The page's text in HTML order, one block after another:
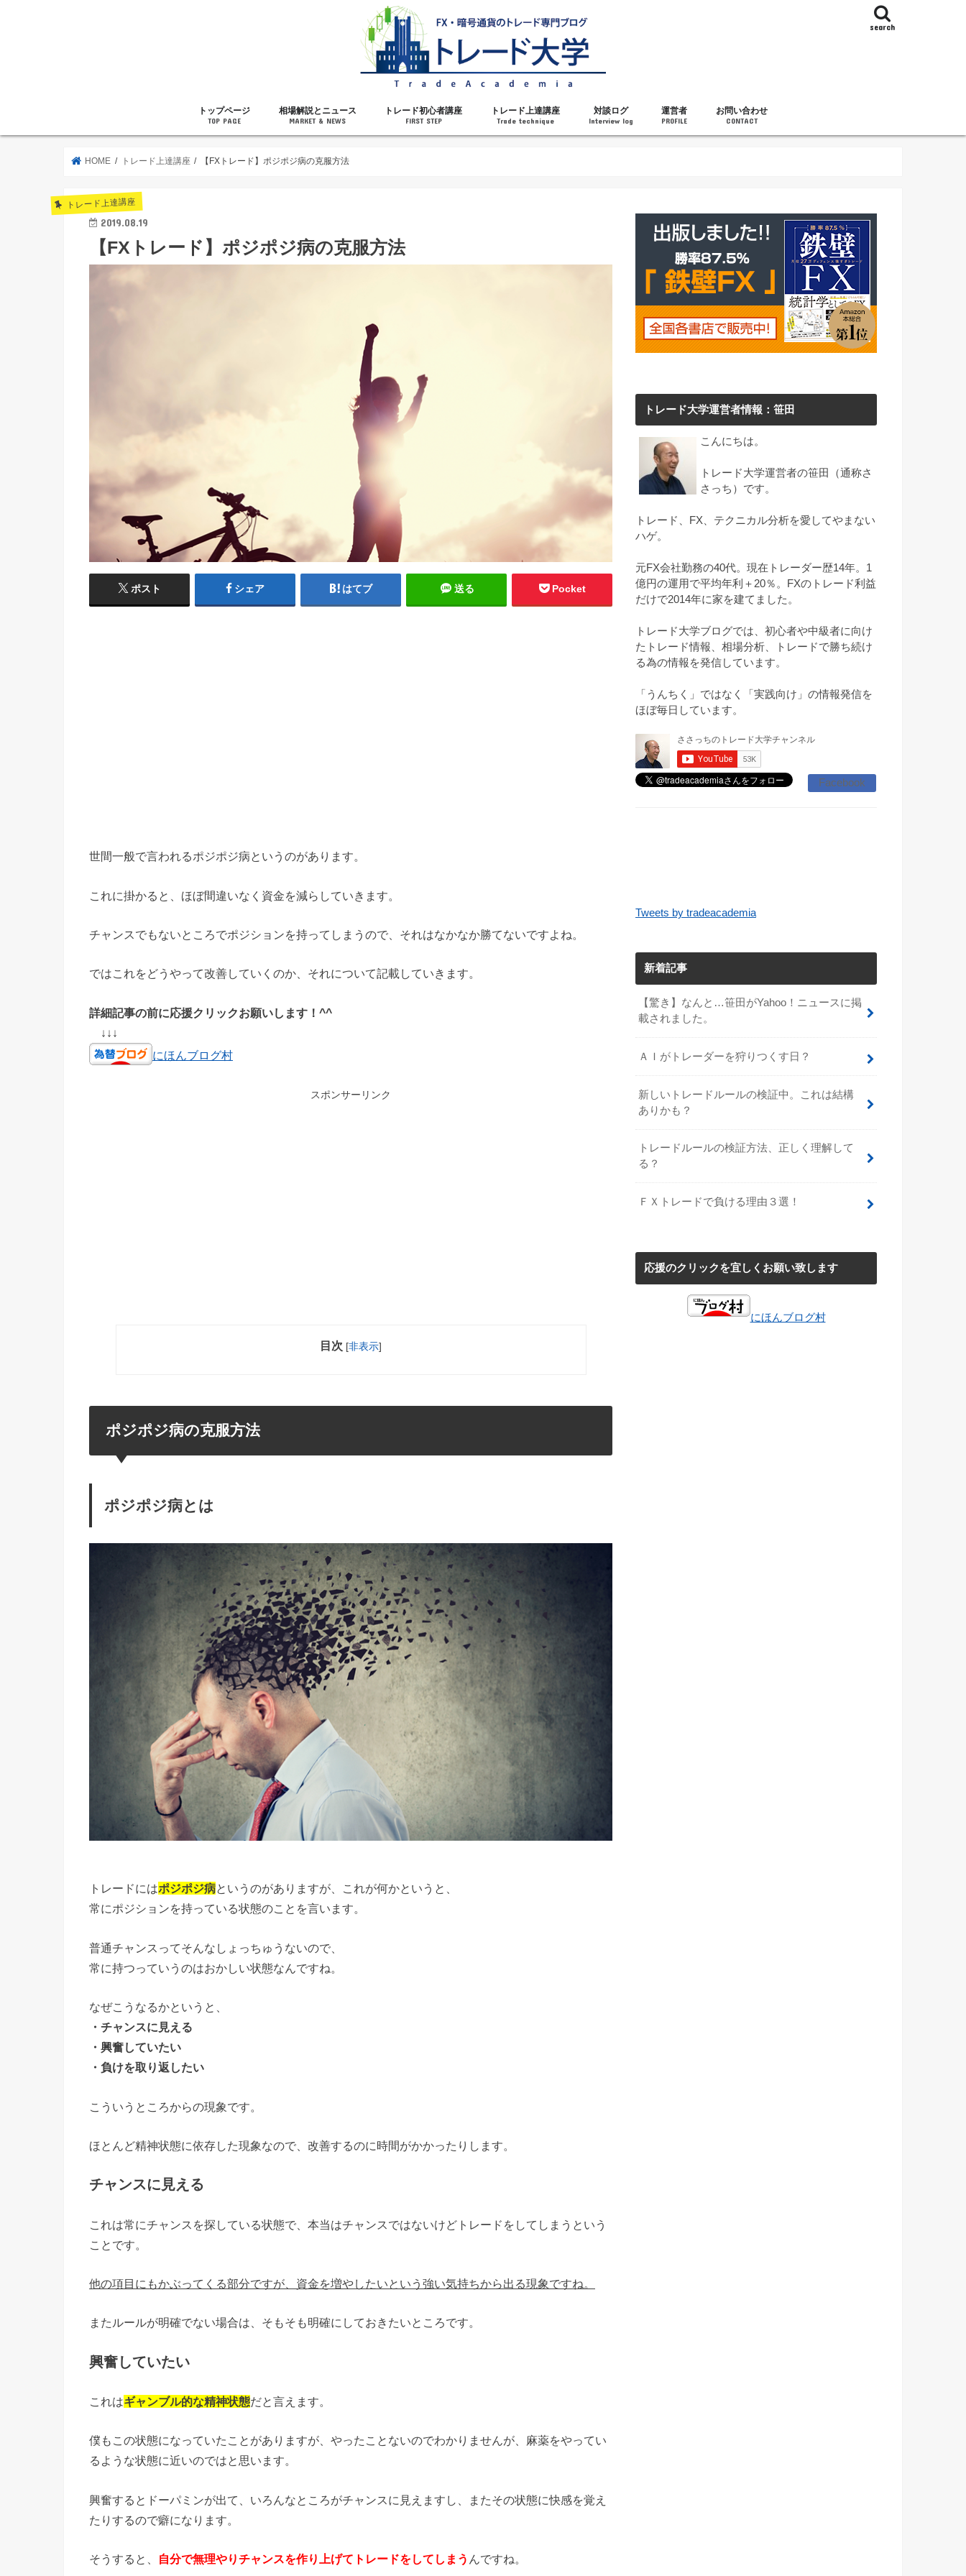
search
トップページ
TOP PAGE
相場解説とニュース
MARKET & NEWS
トレード初心者講座
FIRST STEP
トレード上達講座
Trade technique
対談ログ
Interview log
運営者
PROFILE
お問い合わせ
CONTACT
HOME トレード上達講座 【FXトレード】ポジポジ病の克服方法
トレード上達講座
2019.08.19
【FXトレード】ポジポジ病の克服方法
ポスト シェア はてブ 送る Pocket
世間一般で言われるポジポジ病というのがあります。
これに掛かると、ほぼ間違いなく資金を減らしていきます。
チャンスでもないところでポジションを持ってしまうので、それはなかなか勝てないですよね。
ではこれをどうやって改善していくのか、それについて記載していきます。
詳細記事の前に応援クリックお願いします！^^
↓↓↓
にほんブログ村
スポンサーリンク
目次 [非表示]
ポジポジ病の克服方法
ポジポジ病とは
トレードにはポジポジ病というのがありますが、これが何かというと、
常にポジションを持っている状態のことを言います。
普通チャンスってそんなしょっちゅうないので、
常に持つっていうのはおかしい状態なんですね。
なぜこうなるかというと、
・チャンスに見える
・興奮していたい
・負けを取り返したい
こういうところからの現象です。
ほとんど精神状態に依存した現象なので、改善するのに時間がかかったりします。
チャンスに見える
これは常にチャンスを探している状態で、本当はチャンスではないけどトレードをしてしまうという
ことです。
他の項目にもかぶってくる部分ですが、資金を増やしたいという強い気持ちから出る現象ですね。
またルールが明確でない場合は、そもそも明確にしておきたいところです。
興奮していたい
これはギャンブル的な精神状態だと言えます。
僕もこの状態になっていたことがありますが、やったことないのでわかりませんが、麻薬をやってい
るような状態に近いのではと思います。
興奮するとドーパミンが出て、いろんなところがチャンスに見えますし、またその状態に快感を覚え
たりするので癖になります。
そうすると、 自分で無理やりチャンスを作り上げてトレードをしてしまう んですね。
トレード大学運営者情報：笹田
こんにちは。
トレード大学運営者の笹田（通称さ
さっち）です。
トレード、FX、テクニカル分析を愛してやまない
ハゲ。
元FX会社勤務の40代。現在トレーダー歴14年。1
億円の運用で平均年利＋20％。FXのトレード利益
だけで2014年に家を建てました。
トレード大学ブログでは、初心者や中級者に向け
たトレード情報、相場分析、トレードで勝ち続け
る為の情報を発信しています。
「うんちく」ではなく「実践向け」の情報発信を
ほぼ毎日しています。
Facebook
Tweets by tradeacademia
新着記事
【驚き】なんと…笹田がYahoo！ニュースに掲
載されました。
ＡＩがトレーダーを狩りつくす日？
新しいトレードルールの検証中。これは結構
ありかも？
トレードルールの検証方法、正しく理解して
る？
ＦＸトレードで負ける理由３選！
応援のクリックを宜しくお願い致します
にほんブログ村